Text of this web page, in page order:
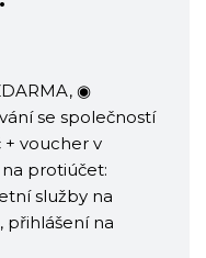
◉
se společností
+ voucher v
protiúčet:
služby na
přihlášení na